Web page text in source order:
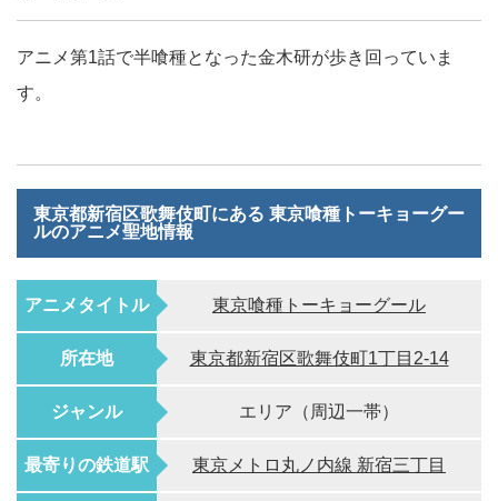
アニメ第1話で半喰種となった金木研が歩き回っていま
す。
東京都新宿区歌舞伎町にある 東京喰種トーキョーグー
ルのアニメ聖地情報
アニメタイトル 東京喰種トーキョーグール
所在地 東京都新宿区歌舞伎町1丁目2-14
ジャンル エリア（周辺一帯）
最寄りの鉄道駅 東京メトロ丸ノ内線 新宿三丁目